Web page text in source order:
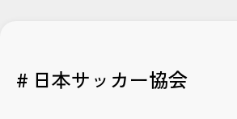
日本サッカー協会